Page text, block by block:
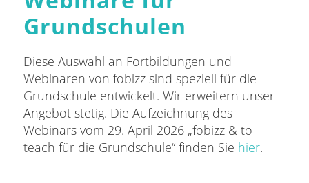
Grundschulen
Diese Auswahl an Fortbildungen und
Webinaren von fobizz sind speziell für die
Grundschule entwickelt. Wir erweitern unser
Angebot stetig. Die Aufzeichnung des
Webinars vom 29. April 2026 „fobizz & to
teach für die Grundschule“ finden Sie hier.